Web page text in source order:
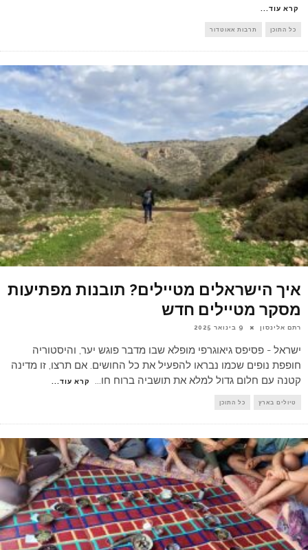
קרא עוד...
כל התוכן תרבות אאוטדור
איך הישראלים מטיילים? תובנות מפתיעות
מסקר מטיילים חדש
רתם אלינסון 9 בינואר 2025
ישראל - פסיפס גיאוגרפי מופלא שבו מדבר פוגש יער, והיסטוריה
חופפת נופים שכמו נבראו להפעיל את כל החושים. אם תרצו, זו מדינה
קטנה עם חלום גדול למלא את תושביה ברוח חו... קרא עוד...
טיולים בארץ כל התוכן